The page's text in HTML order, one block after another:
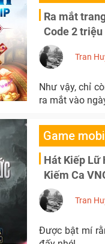
Ra mắt
Code 2
Tran
Như vậy, chỉ
ra mắt vào
Game
Hát Kiếp Lữ
Kiếm Ca
Tran
Được bật mí